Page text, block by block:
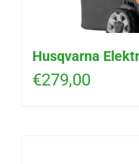
Husqvarna
€279,00